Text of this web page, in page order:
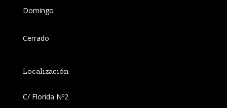
Domingo
Cerrado
Localización
C/ Florida Nº2